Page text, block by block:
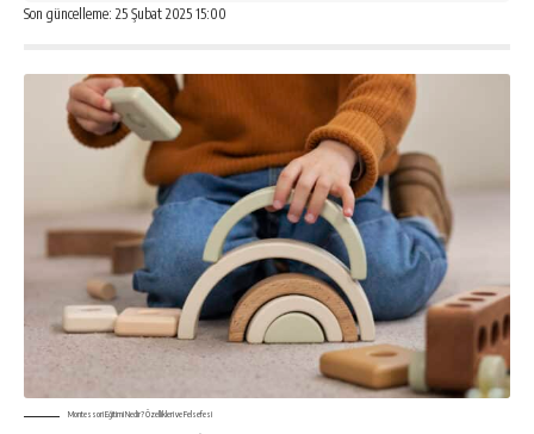
Son güncelleme: 25 Şubat 2025 15:00
Montessori Eğitimi Nedir? Özellikleri ve Felsefesi